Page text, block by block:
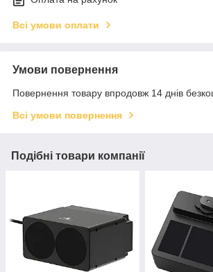
Всі умови оплати
Умови повернення
Повернення товару впродовж 14 днів
Всі умови повернення
Подібні товари компанії